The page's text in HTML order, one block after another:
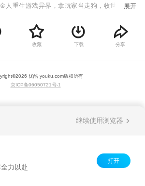
金人重生游戏异界，拿玩家当走狗，收世界主角
展开
收藏 下载 分享
2026 优酷 youku.com版权所有
京ICP备06050721号-1
继续使用浏览器
力以赴
打开